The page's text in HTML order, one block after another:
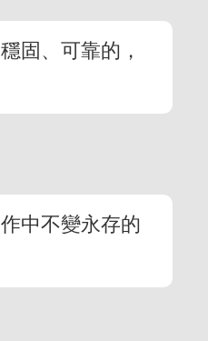
固、可靠的，
中不變永存的